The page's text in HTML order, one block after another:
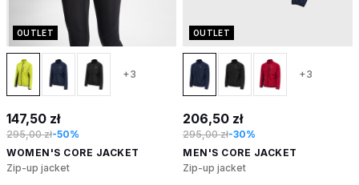
OUTLET
+3
147,50 zł
295,00 zł-50%
WOMEN'S CORE JACKET
Zip-up jacket
OUTLET
+3
206,50 zł
295,00 zł-30%
MEN'S CORE JACKET
Zip-up jacket